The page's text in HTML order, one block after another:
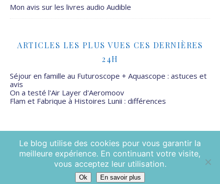
Mon avis sur les livres audio Audible
ARTICLES LES PLUS VUES CES DERNIÈRES
24H
Séjour en famille au Futuroscope + Aquascope : astuces et
avis
On a testé l'Air Layer d'Aeromoov
Flam et Fabrique à Histoires Lunii : différences
Mamans Mais Pas Que - 2026 ©
Le blog utilise des cookies pour vous garantir la
meilleure expérience. En continuant votre visite,
vous acceptez leur utilisation.
Ok En savoir plus